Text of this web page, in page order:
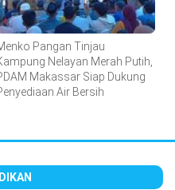
Pangan Tinjau
Nelayan Merah Putih,
Makassar Siap Dukung
Air Bersih